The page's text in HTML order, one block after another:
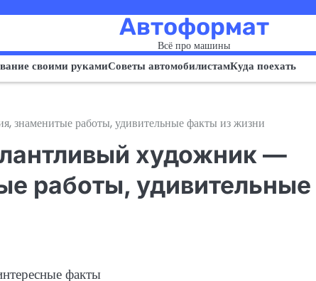
Автоформат
Всё про машины
своими рукамиСоветы автомобилистамКуда поехать
знаменитые работы, удивительные факты из жизни
художник —
работы, удивительные